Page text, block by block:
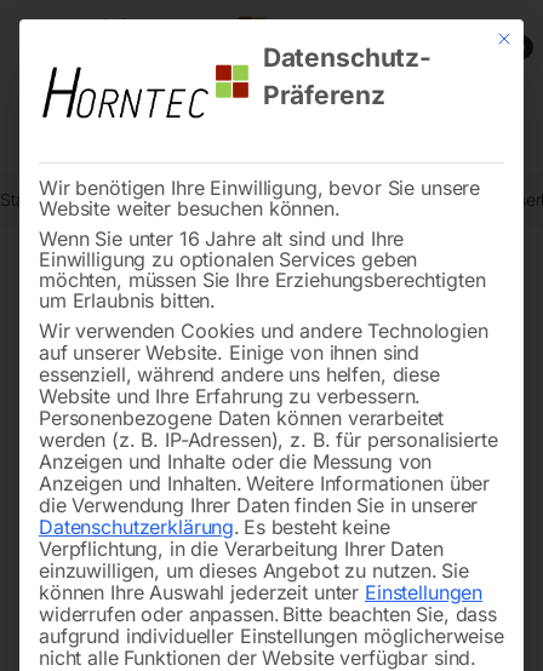
0
Start Schweisstechnologie Schweißinverter-Multifunktion
Mit
Datenschutz-
Präferenz
Wir benötigen Ihre Einwilligung, bevor Sie unsere
Website weiter besuchen können.
Wenn Sie unter 16 Jahre alt sind und Ihre
Einwilligung zu optionalen Services geben
möchten, müssen Sie Ihre Erziehungsberechtigten
um Erlaubnis bitten.
Wir verwenden Cookies und andere Technologien
auf unserer Website. Einige von ihnen sind
essenziell, während andere uns helfen, diese
Website und Ihre Erfahrung zu verbessern.
Personenbezogene Daten können verarbeitet
werden (z. B. IP-Adressen), z. B. für personalisierte
Anzeigen und Inhalte oder die Messung von
Anzeigen und Inhalten. Weitere Informationen über
die Verwendung Ihrer Daten finden Sie in unserer
Datenschutzerklärung. Es besteht keine
Verpflichtung, in die Verarbeitung Ihrer Daten
einzuwilligen, um dieses Angebot zu nutzen. Sie
können Ihre Auswahl jederzeit unter Einstellungen
widerrufen oder anpassen. Bitte beachten Sie, dass
aufgrund individueller Einstellungen möglicherweise
nicht alle Funktionen der Website verfügbar sind.